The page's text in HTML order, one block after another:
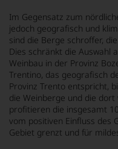
Im Gegensatz zum
jedoch geografisch und
sind die Berge schroffer,
Dies schränkt die Auswahl
Weinbau in der Provinz
Trentino, das geografisch
Provinz Trento entspricht,
die Weinberge und die dort
profitieren die insgesamt
vom positiven Einfluss des
Gebiet grenzt und für